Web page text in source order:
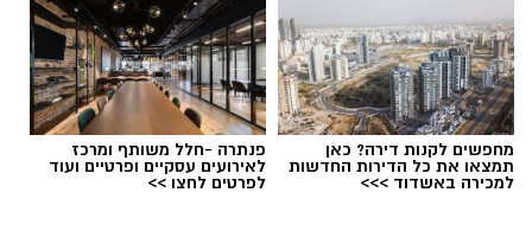
מחפשים לקנות דירה? כאן
תמצאו את כל הדירות החדשות
למכירה באשדוד >>>
פנתרה -חלל משותף ומרכז
לאירועים עסקיים ופרטיים ועוד
לפרטים לחצו >>